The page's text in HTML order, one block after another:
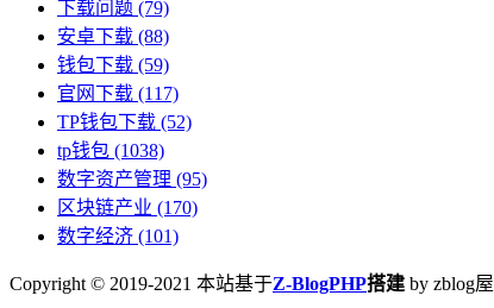
下载问题 (79)
安卓下载 (88)
钱包下载 (59)
官网下载 (117)
TP钱包下载 (52)
tp钱包 (1038)
数字资产管理 (95)
区块链产业 (170)
数字经济 (101)
Copyright © 2019-2021 本站基于Z-BlogPHP搭建 by zblog屋